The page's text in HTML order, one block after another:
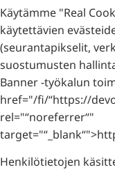
Käytämme "Real
käytettävien
(seurantapikselit,
suostumusten
Banner -työkalun
href="/fi/“https://
rel="“noreferrer“"
Henkilötietojen